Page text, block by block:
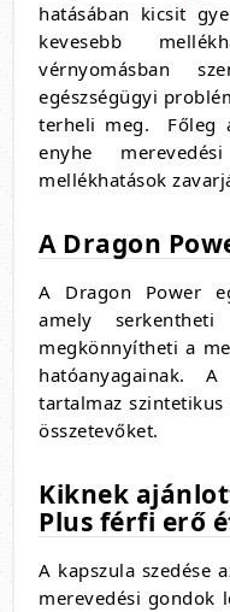
hatásában kicsit
kevesebb
vérnyomásban
egészségügyi
terheli meg. Főleg
enyhe
mellékhatások
A Dragon
A Dragon Power
amely
megkönnyítheti a
hatóanyagainak.
tartalmaz szintetikus
összetevőket.
Kiknek
Plus férfi erő
A kapszula szedése
merevedési gondok